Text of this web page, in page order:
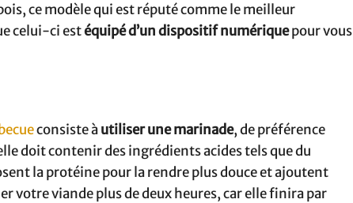
ce modèle qui est réputé comme le meilleur
celui-ci estéquipé d’un dispositif numériquepour vous
consiste àutiliser une marinade, de préférence
doit contenir des ingrédients acides tels que du
la protéine pour la rendre plus douce et ajoutent
votre viande plus de deux heures, car elle finira par